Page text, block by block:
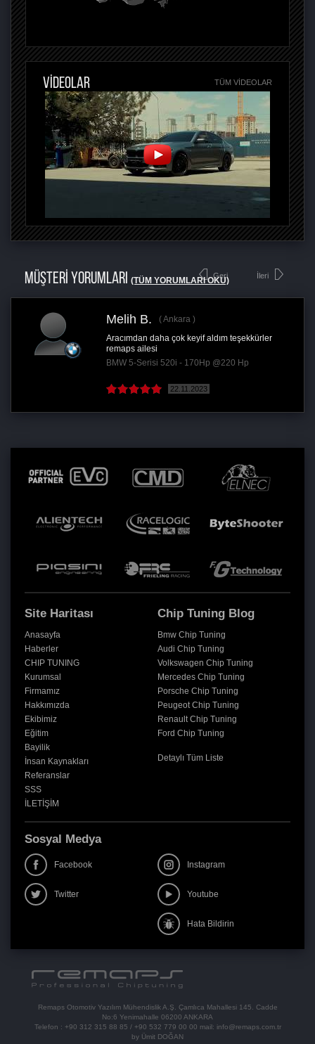
VİDEOLAR TÜM VIDEOLAR
MÜŞTERİ YORUMLARI (TÜM YORUMLARI OKU)
Geri
Melih B.
Ankara
Aracımdan daha çok keyif aldım teşekkürler
remaps ailesi
BMW 5-Serisi 520i - 170Hp @220 Hp
22.11.2023
İleri
Site Haritası
Anasayfa
Haberler
CHIP TUNING
Kurumsal
Firmamız
Hakkımızda
Ekibimiz
Eğitim
Bayilik
İnsan Kaynakları
Referanslar
SSS
İLETİŞİM
Chip Tuning Blog
Bmw Chip Tuning
Audi Chip Tuning
Volkswagen Chip Tuning
Mercedes Chip Tuning
Porsche Chip Tuning
Peugeot Chip Tuning
Renault Chip Tuning
Ford Chip Tuning
Detaylı Tüm Liste
Sosyal Medya
Facebook Instagram
Twitter Youtube
Hata Bildirin
Remaps Otomotiv Yazılım Mühendislik A.Ş. Çamlıca Mahallesi 145. Cadde
No:6 Yenimahalle 06200 ANKARA
Telefon : +90 312 315 88 85 / +90 532 779 00 00 mail: info@remaps.com.tr
by Ümit DOĞAN